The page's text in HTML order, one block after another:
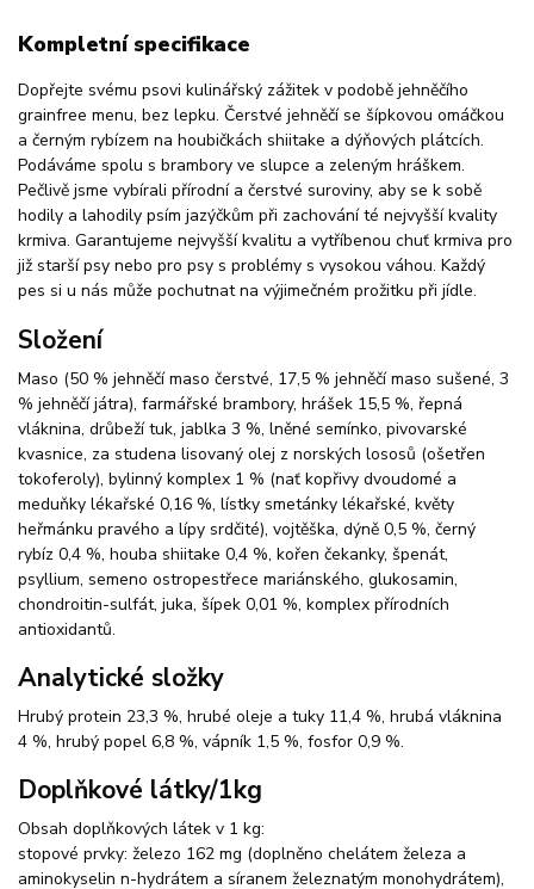
Kompletní specifikace
Dopřejte svému psovi kulinářský zážitek v podobě jehněčího
grainfree menu, bez lepku. Čerstvé jehněčí se šípkovou omáčkou
a černým rybízem na houbičkách shiitake a dýňových plátcích.
Podáváme spolu s brambory ve slupce a zeleným hráškem.
Pečlivě jsme vybírali přírodní a čerstvé suroviny, aby se k sobě
hodily a lahodily psím jazýčkům při zachování té nejvyšší kvality
krmiva. Garantujeme nejvyšší kvalitu a vytříbenou chuť krmiva pro
již starší psy nebo pro psy s problémy s vysokou váhou. Každý
pes si u nás může pochutnat na výjimečném prožitku při jídle.
Složení
Maso (50 % jehněčí maso čerstvé, 17,5 % jehněčí maso sušené, 3
% jehněčí játra), farmářské brambory, hrášek 15,5 %, řepná
vláknina, drůbeží tuk, jablka 3 %, lněné semínko, pivovarské
kvasnice, za studena lisovaný olej z norských lososů (ošetřen
tokoferoly), bylinný komplex 1 % (nať kopřivy dvoudomé a
meduňky lékařské 0,16 %, lístky smetánky lékařské, květy
heřmánku pravého a lípy srdčité), vojtěška, dýně 0,5 %, černý
rybíz 0,4 %, houba shiitake 0,4 %, kořen čekanky, špenát,
psyllium, semeno ostropestřece mariánského, glukosamin,
chondroitin-sulfát, juka, šípek 0,01 %, komplex přírodních
antioxidantů.
Analytické složky
Hrubý protein 23,3 %, hrubé oleje a tuky 11,4 %, hrubá vláknina
4 %, hrubý popel 6,8 %, vápník 1,5 %, fosfor 0,9 %.
Doplňkové látky/1kg
Obsah doplňkových látek v 1 kg:
stopové prvky: železo 162 mg (doplněno chelátem železa a
aminokyselin n-hydrátem a síranem železnatým monohydrátem),